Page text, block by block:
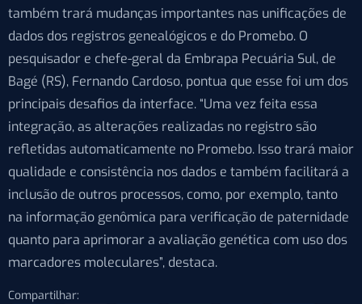
também trará mudanças importantes nas unificações de
dados dos registros genealógicos e do Promebo. O
pesquisador e chefe-geral da Embrapa Pecuária Sul, de
Bagé (RS), Fernando Cardoso, pontua que esse foi um dos
principais desafios da interface. “Uma vez feita essa
integração, as alterações realizadas no registro são
refletidas automaticamente no Promebo. Isso trará maior
qualidade e consistência nos dados e também facilitará a
inclusão de outros processos, como, por exemplo, tanto
na informação genômica para verificação de paternidade
quanto para aprimorar a avaliação genética com uso dos
marcadores moleculares”, destaca.
Compartilhar: